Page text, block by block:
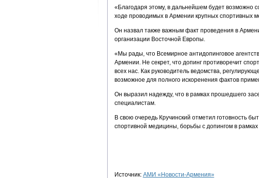
«Благодаря этому, в дальнейшем будет возможно
ходе проводимых в Армении крупных спортивных
Он назвал также важным факт проведения в
организации Восточной Европы.
«Мы рады, что Всемирное антидопинговое
Армении. Не секрет, что допинг противоречит
всех нас. Как руководитель ведомства,
возможное для полного искоренения фактов
Он выразил надежду, что в рамках прошедшего
специалистам.
В свою очередь Кручинский отметил готовность
спортивной медицины, борьбы с допингом в
Источник: АМИ «Новости-Армения»